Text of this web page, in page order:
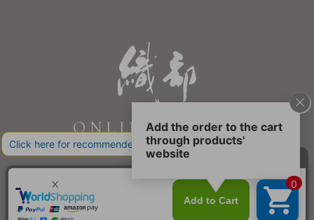
ONLINE STORE
COPYRIGHT © ORIBE ALL RIGHTS RESERVED.